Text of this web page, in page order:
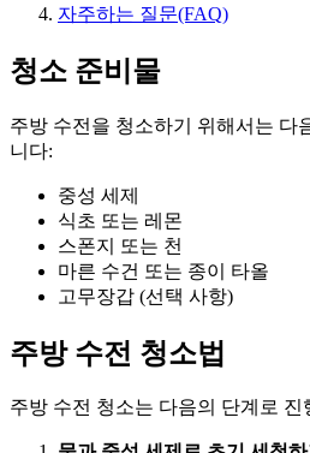
자주하는 질문(FAQ)
청소 준비물
주방 수전을 청소하기 위해서는 다
니다:
중성 세제
식초 또는 레몬
스폰지 또는 천
마른 수건 또는 종이 타올
고무장갑 (선택 사항)
주방 수전 청소법
주방 수전 청소는 다음의 단계로 진